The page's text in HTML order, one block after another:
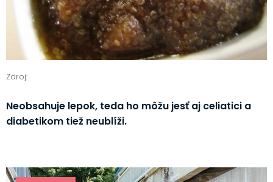
Zdroj:
Neobsahuje lepok, teda ho môžu jesť aj celiatici a
diabetikom tiež neublíži.